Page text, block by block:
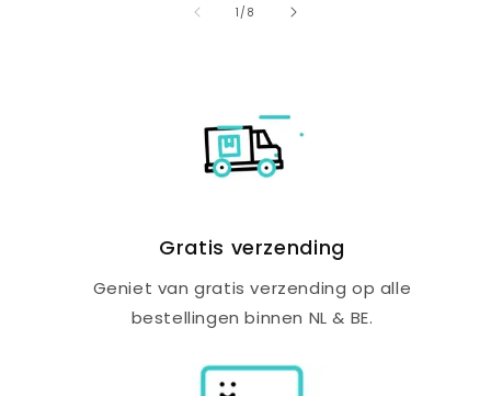
1 /van
8
Gratis verzending
Geniet van gratis verzending op alle
bestellingen binnen NL & BE.